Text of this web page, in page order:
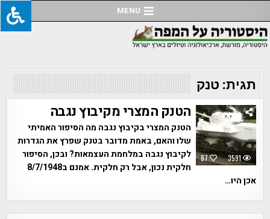
to
content
MENU
תגית: טנק
87 3591
הטנק המצרי מקיבוץ נגבה
הטנק המצרי בקיבוץ נגבה מה הסיפור האמיתי
שלו והאם, באמת מדובר בטנק שפרץ את הגדרות
לקיבוץ נגבה במלחמת העצמאות? ובכן, הסיפור
חלקית נכון, אבל רק חלקית. אמנם ב8/7/1948
אכן היו…